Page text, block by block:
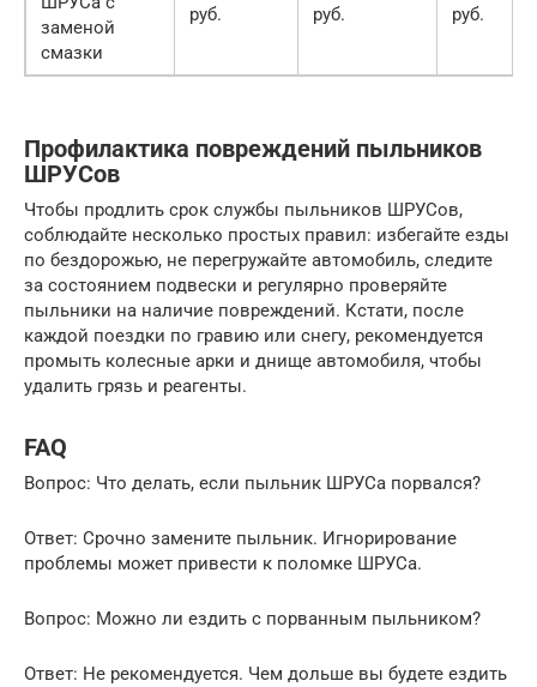
заменой
смазки
руб.
руб.
руб.
Профилактика повреждений пыльников
ШРУСов
Чтобы продлить срок службы пыльников ШРУСов,
соблюдайте несколько простых правил: избегайте езды
по бездорожью, не перегружайте автомобиль, следите
за состоянием подвески и регулярно проверяйте
пыльники на наличие повреждений. Кстати, после
каждой поездки по гравию или снегу, рекомендуется
промыть колесные арки и днище автомобиля, чтобы
удалить грязь и реагенты.
FAQ
Вопрос: Что делать, если пыльник ШРУСа порвался?
Ответ: Срочно замените пыльник. Игнорирование
проблемы может привести к поломке ШРУСа.
Вопрос: Можно ли ездить с порванным пыльником?
Ответ: Не рекомендуется. Чем дольше вы будете ездить